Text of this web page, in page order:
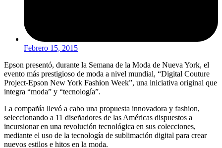
Febrero 15, 2015
Epson presentó, durante la Semana de la Moda de Nueva York, el
evento más prestigioso de moda a nivel mundial, “Digital Couture
Project-Epson New York Fashion Week”, una iniciativa original que
integra “moda” y “tecnología”.
La compañía llevó a cabo una propuesta innovadora y fashion,
seleccionando a 11 diseñadores de las Américas dispuestos a
incursionar en una revolución tecnológica en sus colecciones,
mediante el uso de la tecnología de sublimación digital para crear
nuevos estilos e hitos en la moda.